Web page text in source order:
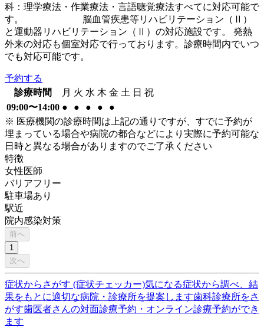
科：理学療法・作業療法・言語聴覚療法すべてに対応可能で
す。 脳血管疾患等リハビリテーション（Ⅱ）
と運動器リハビリテーション（Ⅱ）の対応施設です。 発熱
外来の対応も個室対応で行っております。診療時間内でいつ
でも対応可能です。
予約する
診療時間
月 火 水 木 金 土 日 祝
09:00〜14:00 ● ● ● ●
●
※ 医療機関の診療時間は上記の通りですが、すでに予約が
埋まっている場合や病院の都合などにより実際に予約可能な
日時と異なる場合がありますのでご了承ください
特徴
女性医師
バリアフリー
駐車場あり
駅近
院内感染対策
前へ
1
次へ
症状からさがす (症状チェッカー)気になる症状から調べ、結
果をもとに適切な病院・診療所を提案します歯科診療所をさ
がす歯医者さんの対面診療予約・オンライン診療予約ができ
ます